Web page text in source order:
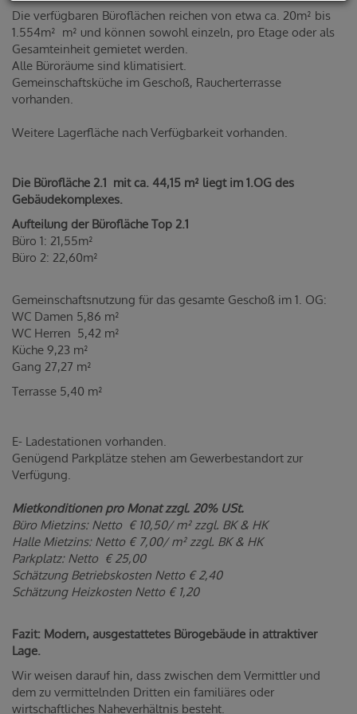
Die verfügbaren Büroflächen reichen von etwa ca. 20m² bis
1.554m² m² und können sowohl einzeln, pro Etage oder als
Gesamteinheit gemietet werden.
Alle Büroräume sind klimatisiert.
Gemeinschaftsküche im Geschoß, Raucherterrasse
vorhanden.
Weitere Lagerfläche nach Verfügbarkeit vorhanden.
Die Bürofläche 2.1 mit ca. 44,15 m² liegt im 1.OG des
Gebäudekomplexes.
Aufteilung der Bürofläche Top 2.1
Büro 1: 21,55m²
Büro 2: 22,60m²
Gemeinschaftsnutzung für das gesamte Geschoß im 1. OG:
WC Damen 5,86 m²
WC Herren 5,42 m²
Küche 9,23 m²
Gang 27,27 m²
Terrasse 5,40 m²
E- Ladestationen vorhanden.
Genügend Parkplätze stehen am Gewerbestandort zur
Verfügung.
Mietkonditionen pro Monat zzgl. 20% USt.
Büro Mietzins: Netto € 10,50/ m² zzgl. BK & HK
Halle Mietzins: Netto € 7,00/ m² zzgl. BK & HK
Parkplatz: Netto € 25,00
Schätzung Betriebskosten Netto € 2,40
Schätzung Heizkosten Netto € 1,20
Fazit: Modern, ausgestattetes Bürogebäude in attraktiver
Lage.
Wir weisen darauf hin, dass zwischen dem Vermittler und
dem zu vermittelnden Dritten ein familiäres oder
wirtschaftliches Naheverhältnis besteht.